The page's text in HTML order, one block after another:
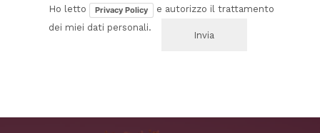
Ho letto Privacy Policy
e autorizzo il trattamento
dei miei dati personali.